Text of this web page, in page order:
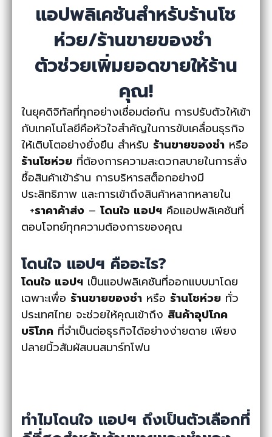
แอปพลิเคชันสำหรับร้านโช
ห่วย/ร้านขายของชำ
ตัวช่วยเพิ่มยอดขายให้ร้าน
คุณ!
ในยุคดิจิทัลที่ทุกอย่างเชื่อมต่อกัน การปรับตัวให้เข้า
กับเทคโนโลยีคือหัวใจสำคัญในการขับเคลื่อนธุรกิจ
ให้เติบโตอย่างยั่งยืน สำหรับ ร้านขายของชำ หรือ
ร้านโชห่วย ที่ต้องการความสะดวกสบายในการสั่ง
ซื้อสินค้าเข้าร้าน การบริหารสต็อกอย่างมี
ประสิทธิภาพ และการเข้าถึงสินค้าหลากหลายใน
+ราคาค้าส่ง – โดนใจ แอปฯ คือแอปพลิเคชันที่
ตอบโจทย์ทุกความต้องการของคุณ
โดนใจ แอปฯ คืออะไร?
โดนใจ แอปฯ เป็นแอปพลิเคชันที่ออกแบบมาโดย
เฉพาะเพื่อ ร้านขายของชำ หรือ ร้านโชห่วย ทั่ว
ประเทศไทย จะช่วยให้คุณเข้าถึง สินค้าอุปโภค
บริโภค ที่จำเป็นต่อธุรกิจได้อย่างง่ายดาย เพียง
ปลายนิ้วสัมผัสบนสมาร์ทโฟน
ทำไมโดนใจ แอปฯ ถึงเป็นตัวเลือกที่